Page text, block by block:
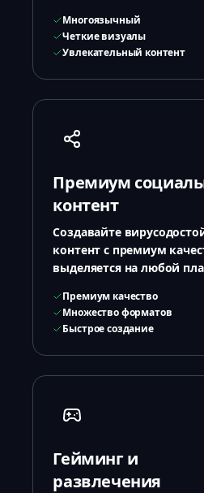
Многоязычный
Четкие визуалы
Увлекательный контент
Премиум
контент
Создавайте
контент с премиум
выделяется на любой
Премиум качество
Множество форматов
Быстрое создание
Гейминг и
развлечения